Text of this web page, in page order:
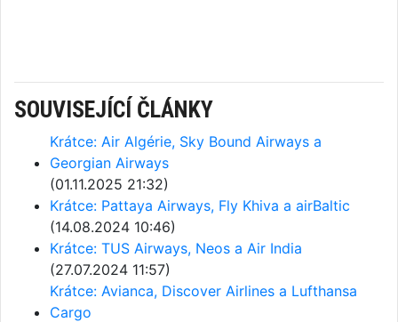
SOUVISEJÍCÍ ČLÁNKY
Krátce: Air Algérie, Sky Bound Airways a
Georgian Airways
(01.11.2025 21:32)
Krátce: Pattaya Airways, Fly Khiva a airBaltic
(14.08.2024 10:46)
Krátce: TUS Airways, Neos a Air India
(27.07.2024 11:57)
Krátce: Avianca, Discover Airlines a Lufthansa
Cargo